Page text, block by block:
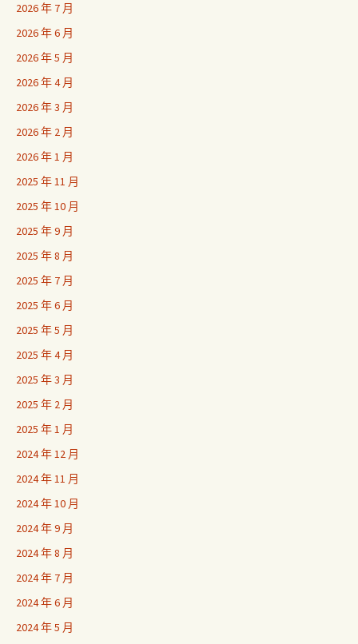
2026 年 7 月
2026 年 6 月
2026 年 5 月
2026 年 4 月
2026 年 3 月
2026 年 2 月
2026 年 1 月
2025 年 11 月
2025 年 10 月
2025 年 9 月
2025 年 8 月
2025 年 7 月
2025 年 6 月
2025 年 5 月
2025 年 4 月
2025 年 3 月
2025 年 2 月
2025 年 1 月
2024 年 12 月
2024 年 11 月
2024 年 10 月
2024 年 9 月
2024 年 8 月
2024 年 7 月
2024 年 6 月
2024 年 5 月